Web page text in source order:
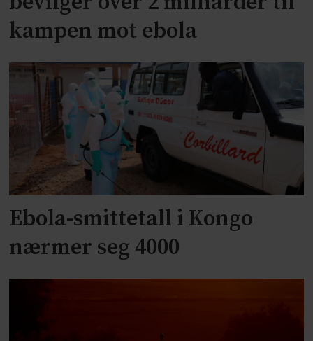
kampen mot ebola
Ebola-smittetall i Kongo
nærmer seg 4000